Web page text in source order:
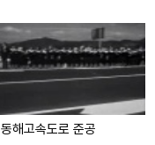
동해고속도로 준공